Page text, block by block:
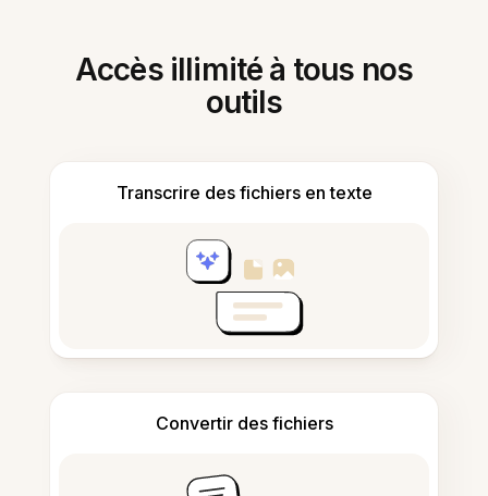
Accès illimité à tous nos
outils
Transcrire des fichiers en texte
Convertir des fichiers